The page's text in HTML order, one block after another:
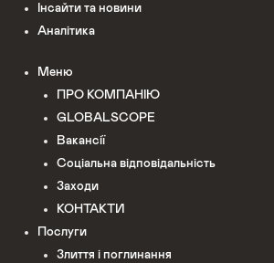
Інсайти та новини
Аналітика
Меню
ПРО КОМПАНІЮ
GLOBALSCOPE
Вакансії
Соціальна відповідальність
Заходи
КОНТАКТИ
Послуги
Злиття і поглинання